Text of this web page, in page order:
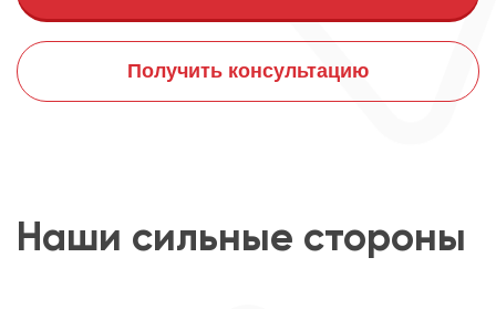
Получить консультацию
Наши сильные стороны